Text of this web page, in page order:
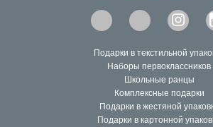
Подарки в текстильной
Наборы первоклассников
Школьные ранцы
Комплексные подарки
Подарки в жестяной
Подарки в картонной